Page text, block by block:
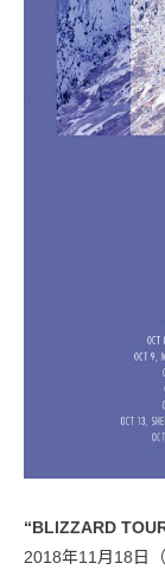
“BLIZZARD
2018年11月18日